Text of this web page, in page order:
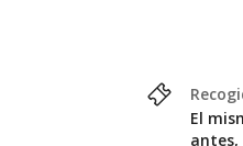
grapes, estilo Green Grapes
El
antes,